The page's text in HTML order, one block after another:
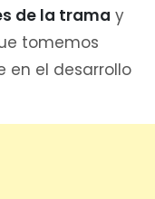
de la trama y
tomemos
en el desarrollo